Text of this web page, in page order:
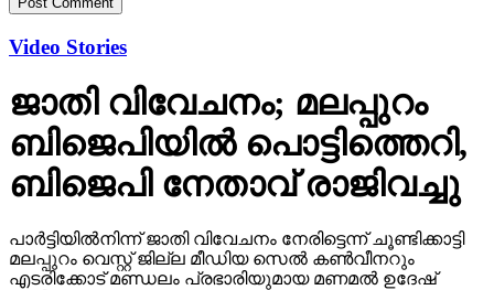
ജാതി വിവേചനം; മലപ്പുറം
ബിജെപിയില്‍ പൊട്ടിത്തെറി,
ബിജെപി നേതാവ് രാജിവച്ചു
പാര്‍ട്ടിയില്‍നിന്ന് ജാതി വിവേചനം നേരിട്ടെന്ന് ചൂണ്ടിക്കാട്ടി
മലപ്പുറം വെസ്റ്റ് ജില്ല മീഡിയ സെല്‍ കണ്‍വീനറും
എടരിക്കോട് മണ്ഡലം പ്രഭാരിയുമായ മണമല്‍ ഉദേഷ്